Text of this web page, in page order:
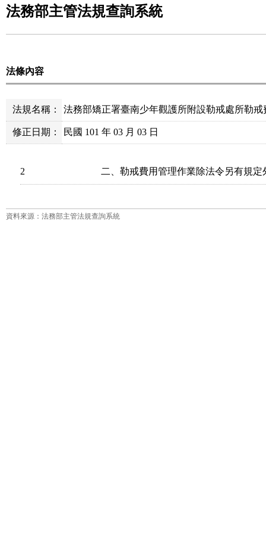
法務部主管法規查詢系統
法條內容
法規名稱： 法務部矯正署臺南少年觀護所附設勒戒處所勒
修正日期： 民國 101 年 03 月 03 日
2 二、勒戒費用管理作業除法令另有規
資料來源：法務部主管法規查詢系統